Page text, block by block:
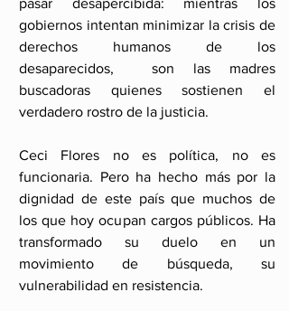
pasar desapercibida: mientras los
gobiernos intentan minimizar la crisis de
derechos humanos de los
desaparecidos,  son las madres
buscadoras quienes sostienen el
verdadero rostro de la justicia.
Ceci Flores no es política, no es
funcionaria. Pero ha hecho más por la
dignidad de este país que muchos de
los que hoy ocupan cargos públicos. Ha
transformado su duelo en un
movimiento de búsqueda, su
vulnerabilidad en resistencia.